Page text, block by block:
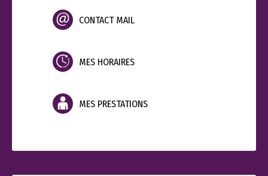
CONTACT MAIL
MES HORAIRES
MES PRESTATIONS